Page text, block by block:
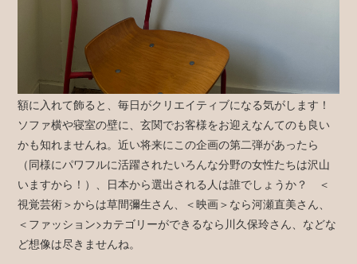
額に入れて飾ると、毎日がクリエイティブになる気がします！
ソファ横や寝室の壁に、玄関でお客様をお迎えなんてのも良い
かも知れませんね。近い将来にこの企画の第二弾があったら
（同様にパワフルに活躍されたいろんな分野の女性たちは沢山
いますから！）、日本から選出される人は誰でしょうか？ ＜
視覚芸術＞からは草間彌生さん、＜映画＞なら河瀬直美さん、
＜ファッション>カテゴリーができるなら川久保玲さん、などな
ど想像は尽きませんね。